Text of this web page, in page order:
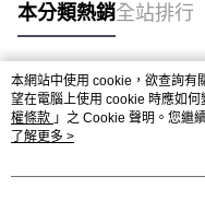
本分類熱銷全站排行
熱門標籤
本網站中使用 cookie，欲查詢有
望在電腦上使用 cookie 時應如
權條款 」之 Cookie 聲明。您繼
用條款之 Cookie 聲明使用 cookie
了解更多 >